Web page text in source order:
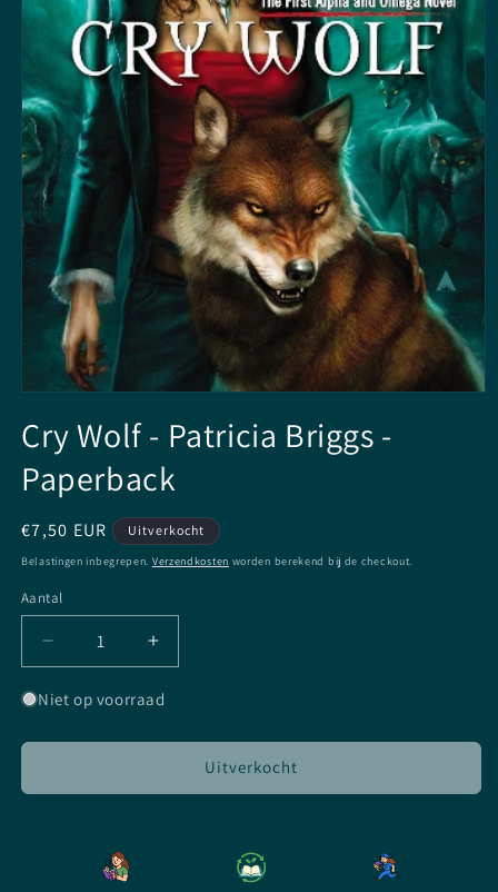
openen
in
modaal
Cry Wolf - Patricia Briggs -
Paperback
Normale
prijs
€7,50 EUR Uitverkocht
Belastingen inbegrepen. Verzendkosten worden berekend bij de checkout.
Aantal
Aantal
Aantal
verlagen
voor
Wolf
Patricia
Paperback
Aantal
verhogen
voor
Wolf
Patricia
Paperback
Niet op voorraad
Uitverkocht